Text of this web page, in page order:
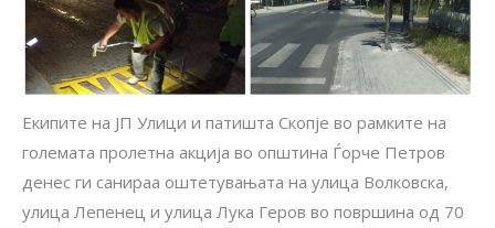
Екипите на ЈП Улици и патишта Скопје во рамките на
големата пролетна акција во општина Ѓорче Петров
денес ги санираа оштетувањата на улица Волковска,
улица Лепенец и улица Лука Геров во површина од 70